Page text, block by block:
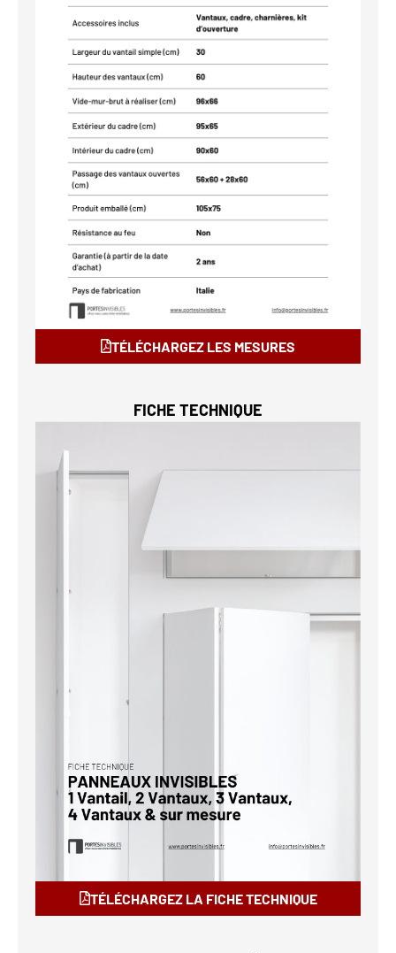
TÉLÉCHARGEZ LES MESURES
FICHE TECHNIQUE
TÉLÉCHARGEZ LA FICHE TECHNIQUE